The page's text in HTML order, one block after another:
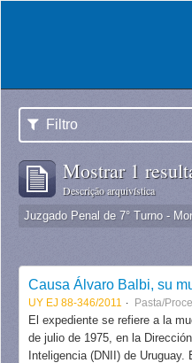
Filtro
Mostrar 1
Descrição arquivística
Juzgado Penal de 7° Turno -
Causa Álvaro Balbi, su
UY EJ 88-346/2011 Pasta/
El expediente se refiere a la
de julio de 1975, en la
Inteligencia (DNII) de